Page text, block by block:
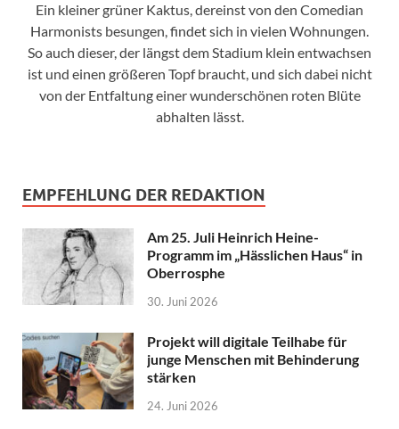
Ein kleiner grüner Kaktus, dereinst von den Comedian
Harmonists besungen, findet sich in vielen Wohnungen.
So auch dieser, der längst dem Stadium klein entwachsen
ist und einen größeren Topf braucht, und sich dabei nicht
von der Entfaltung einer wunderschönen roten Blüte
abhalten lässt.
EMPFEHLUNG DER REDAKTION
Am 25. Juli Heinrich Heine-
Programm im „Hässlichen Haus“ in
Oberrosphe
30. Juni 2026
Projekt will digitale Teilhabe für
junge Menschen mit Behinderung
stärken
24. Juni 2026